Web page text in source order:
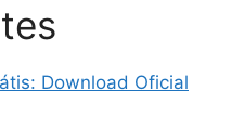
Download Oficial